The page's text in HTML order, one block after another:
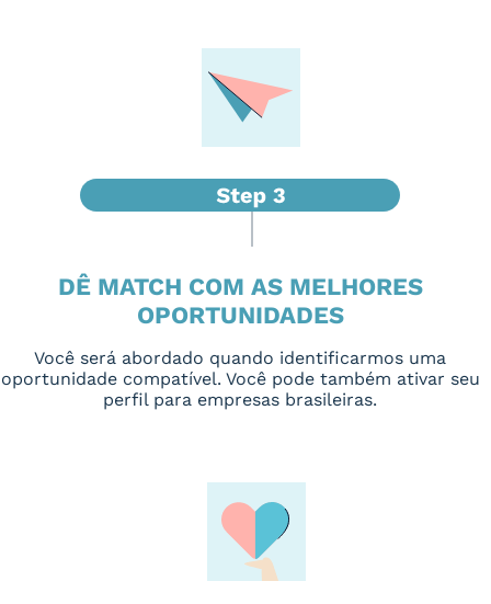
DÊ MATCH COM AS MELHORES
OPORTUNIDADES
Você será abordado quando identificarmos uma
oportunidade compatível. Você pode também ativar seu
perfil para empresas brasileiras.